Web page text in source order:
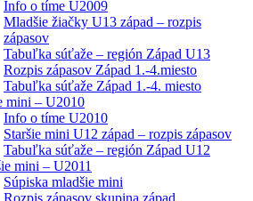
Info o tíme U2009
Mladšie žiačky U13 západ – rozpis
zápasov
Tabuľka súťaže – región Západ U13
Rozpis zápasov Západ 1.-4.miesto
Tabuľka súťaže Západ 1.-4. miesto
mini – U2010
Info o tíme U2010
Staršie mini U12 západ – rozpis zápasov
Tabuľka súťaže – región Západ U12
mini – U2011
Súpiska mladšie mini
Rozpis zápasov skupina západ